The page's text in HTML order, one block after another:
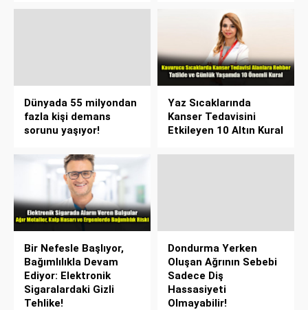
Dünyada 55 milyondan
fazla kişi demans
sorunu yaşıyor!
Yaz Sıcaklarında
Kanser Tedavisini
Etkileyen 10 Altın Kural
Bir Nefesle Başlıyor,
Bağımlılıkla Devam
Ediyor: Elektronik
Sigaralardaki Gizli
Tehlike!
Dondurma Yerken
Oluşan Ağrının Sebebi
Sadece Diş
Hassasiyeti
Olmayabilir!